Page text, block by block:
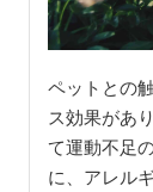
ペットとの
ス効果があ
て運動不足
に、アレル